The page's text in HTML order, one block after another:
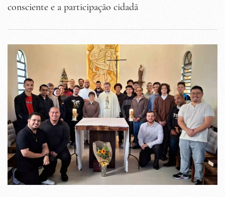
consciente e a participação cidadã